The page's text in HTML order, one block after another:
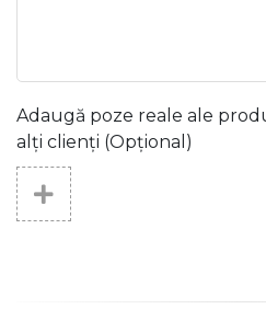
Adaugă poze reale ale
alți clienți (Opțional)